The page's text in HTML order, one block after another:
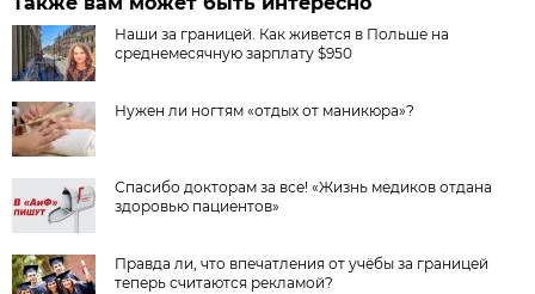
Наши за границей. Как живется в Польше на
среднемесячную зарплату $950
Нужен ли ногтям «отдых от маникюра»?
Спасибо докторам за все! «Жизнь медиков отдана
здоровью пациентов»
Правда ли, что впечатления от учёбы за границей
теперь считаются рекламой?